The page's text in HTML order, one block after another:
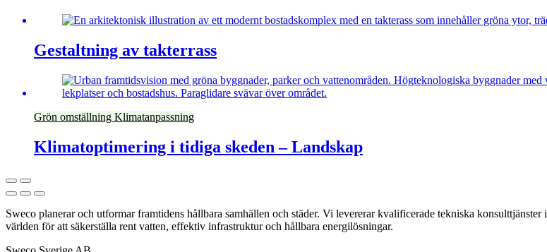
Gestaltning av takterrass
Grön omställning Klimatanpassning
Klimatoptimering i tidiga skeden – Landskap
Sweco planerar och utformar framtidens hållbara samhällen och städer. Vi levererar kvalificerade tekniska
världen för att säkerställa rent vatten, effektiv infrastruktur och hållbara energilösningar.